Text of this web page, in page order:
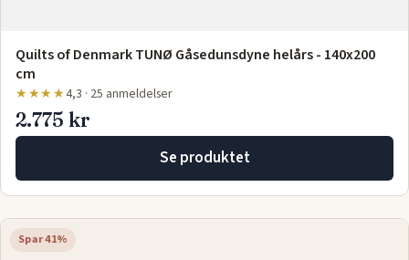
Quilts of Denmark TUNØ Gåsedunsdyne helårs - 140x200
cm
★★★★4,3 · 25 anmeldelser
2.775 kr
Se produktet
Spar 41%